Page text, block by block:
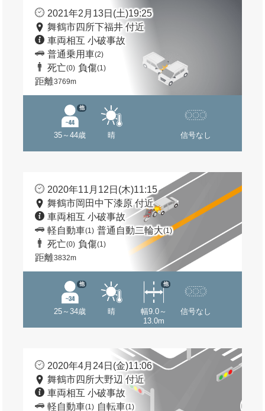
2021年2月13日(土)19:25
舞鶴市四所下福井 付近
車両相互 小破事故
普通乗用車(2)
死亡(0) 負傷(1)
距離3769m
35～44歳
他
晴 信号なし
2020年11月12日(木)11:15
舞鶴市岡田中下漆原 付近
車両相互 小破事故
軽自動車(1) 普通自動二輪大(1)
死亡(0) 負傷(1)
距離3832m
25～34歳
他
晴
幅9.0～
13.0m
他
信号なし
2020年4月24日(金)11:06
舞鶴市四所大野辺 付近
車両相互 小破事故
軽自動車(1) 自転車(1)